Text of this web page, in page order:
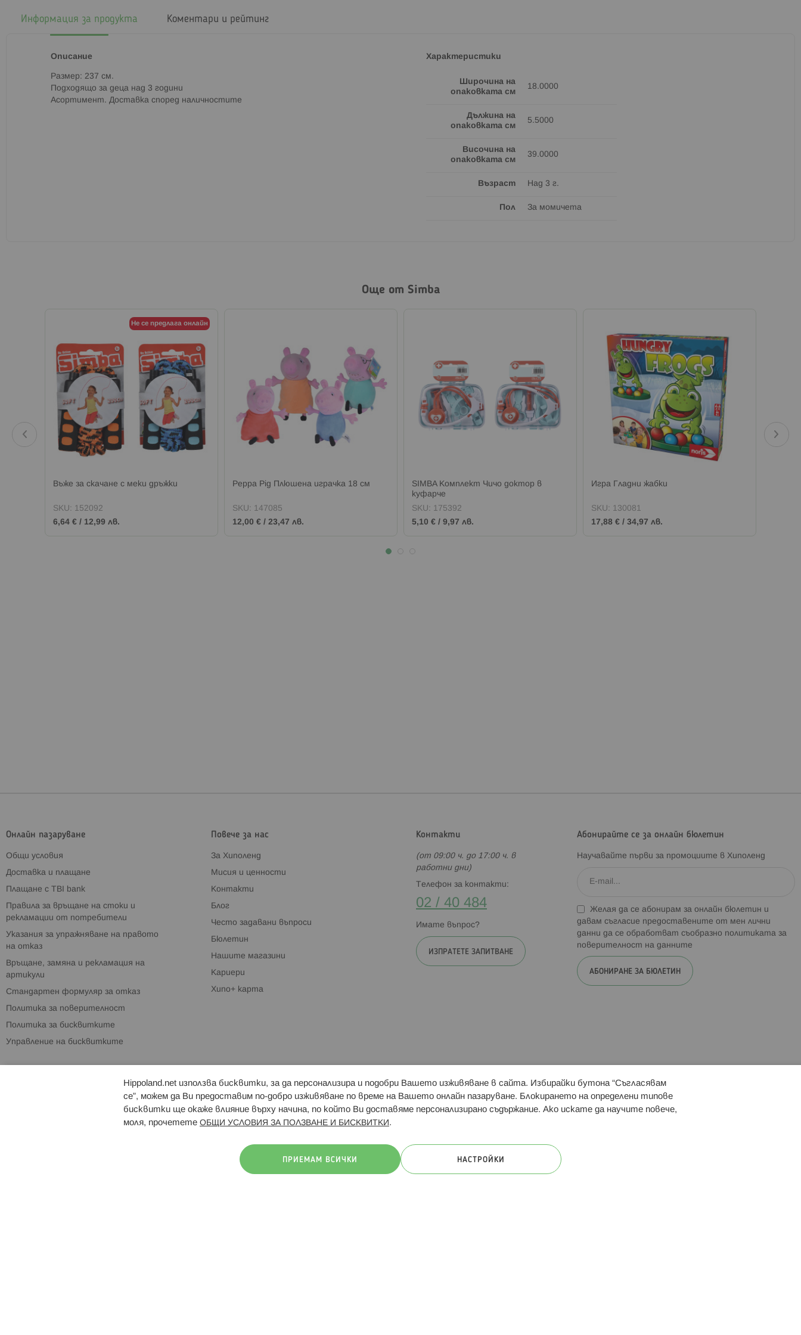
Информация за продукта
Описание
Размер: 237 см.
Подходящо за деца над 3 години
Асортимент. Доставка според наличностите
Характеристики
Широчина на
опаковката см
18.0000
Дължина на
опаковката см
5.5000
Височина на
опаковката см
39.0000
Възраст Над 3 г.
Пол За момичета
Коментари и рейтинг
Още от Simba
Не се предлага онлайн
Въже за скачане с меки дръжки
SKU: 152092
6,64 € / 12,99 лв.
Peppa Pig Плюшена играчка 18 см
SKU: 147085
12,00 € / 23,47 лв.
SIMBA Комплект Чичо доктор в
куфарче
SKU: 175392
5,10 € / 9,97 лв.
Игра Гладни жабки
SKU: 130081
17,88 € / 34,97 лв.
Онлайн пазаруване
Общи условия
Доставка и плащане
Плащане с TBI bank
Правила за връщане на стоки и
рекламации от потребители
Указания за упражняване на правото
на отказ
Връщане, замяна и рекламация на
артикули
Стандартен формуляр за отказ
Политика за поверителност
Политика за бисквитките
Управление на бисквитките
Повече за нас
За Хиполенд
Мисия и ценности
Контакти
Блог
Често задавани въпроси
Бюлетин
Нашите магазини
Кариери
Хипо+ карта
Контакти
(от 09:00 ч. до 17:00 ч. в
работни дни)
Телефон за контакти:
02 / 40 484
Имате въпрос?
ИЗПРАТЕТЕ ЗАПИТВАНЕ
Абонирайте се за онлайн бюлетин
Научавайте първи за промоциите в Хиполенд
Желая да се абонирам за онлайн бюлетин и
давам съгласие предоставените от мен лични
данни да се обработват съобразно политиката за
поверителност на данните
АБОНИРАНЕ ЗА БЮЛЕТИН
Брошури Магазини Свързани сайтове: Hippoland.ro Последвайте ни:
Hippoland.net използва бисквитки, за да персонализира и подобри Вашето изживяване в сайта. Избирайки бутона “Съгласявам
се”, можем да Ви предоставим по-добро изживяване по време на Вашето онлайн пазаруване. Блокирането на определени типове
бисквитки ще окаже влияние върху начина, по който Ви доставяме персонализирано съдържание. Ако искате да научите повече,
моля, прочетете ОБЩИ УСЛОВИЯ ЗА ПОЛЗВАНЕ И БИСКВИТКИ .
ПРИЕМАМ ВСИЧКИ НАСТРОЙКИ